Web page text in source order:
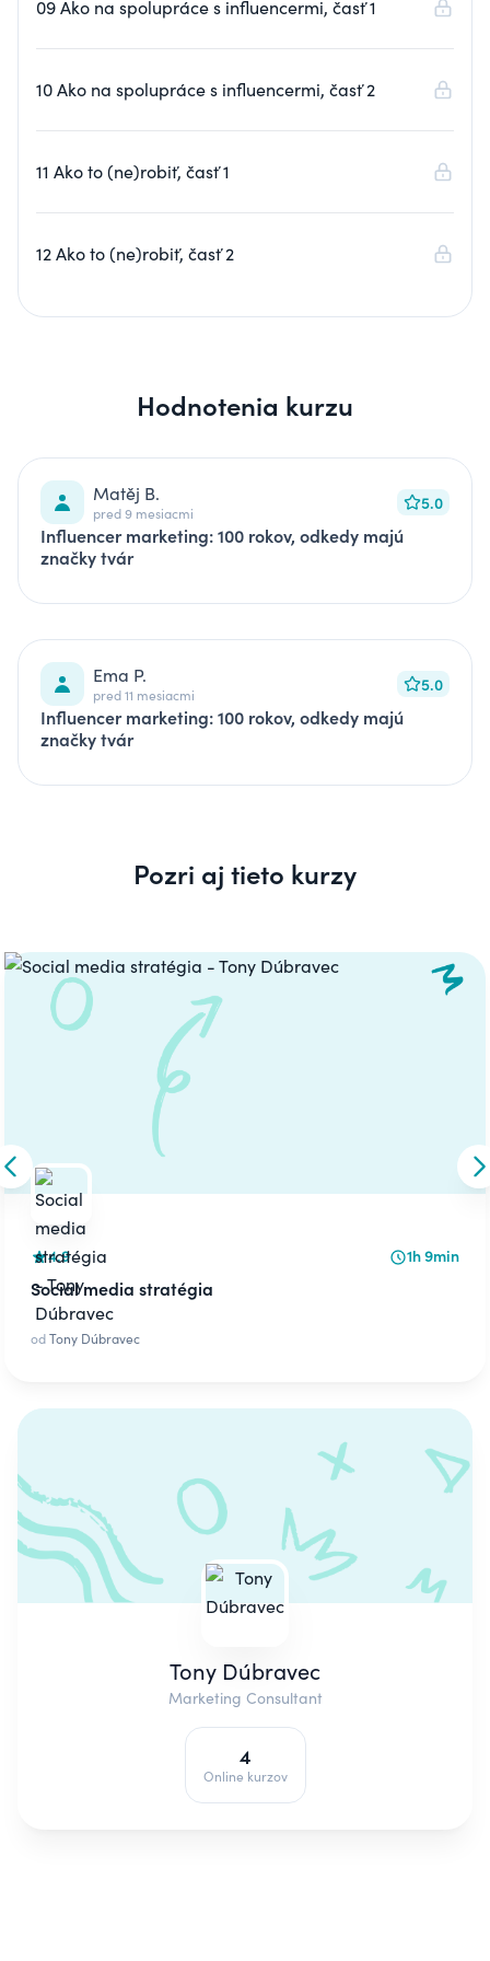
09 Ako na spolupráce s influencermi, časť 1
10 Ako na spolupráce s influencermi, časť 2
11 Ako to (ne)robiť, časť 1
12 Ako to (ne)robiť, časť 2
Hodnotenia kurzu
Matěj B.
pred 9 mesiacmi 5.0
Influencer marketing: 100 rokov, odkedy majú
značky tvár
Ema P.
pred 11 mesiacmi 5.0
Influencer marketing: 100 rokov, odkedy majú
značky tvár
Pozri aj tieto kurzy
Carousel
Skip to previous slide
4.9 1h 9min
Social media stratégia
odTony Dúbravec
Tony Dúbravec
Marketing Consultant
4
Online kurzov